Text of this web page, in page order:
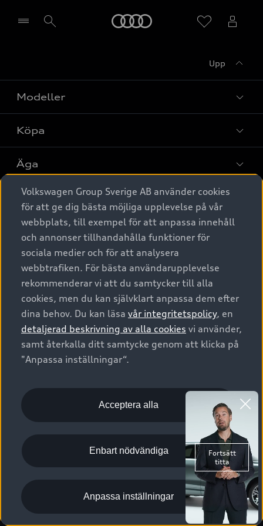
Upp
Modeller
Alla modeller
Elbilar
A6 modellerna
SUV
Avant
Audi Sport
Köpa
Privaterbjudanden
Privatleasing
Nya bilar i lager
Begagnade bilar i lager
Audi approved :plus - så gott som nya
Finansiering
Audi exclusive
Provkörning
Äga
Service & tillbehör
Audi digital services
Originaltillbehör - köp online
Garantier
Försäkring
Digitala manualer för din Audi
Audi Collection – livsstilsartiklar
Vanliga frågor
2G/3G nätet stängs ned - Hur påverkas min bil av detta?
Tjänstebil
Tjänstebil
Business lease online
Företagsleasing
Om Audi Sverige
Kontakta oss
Audi Återförsäljare/-serviceverkstad
myAudi
Pressmeddelanden
Nyhetsbrev
Vårt hållbarhetsarbete
Lediga tjänster huvudkontor
Lediga tjänster hos Audi Återförsäljare
Kommentar till mediauppgifter om dataläcka
© 2026 AUDI SVERIGE. All Rights Reserved.
Utgivare Juridiskt
Juridiskt Audi AG
Juridiskt Audi Digital Giveaway
Anpassa inställningar för cookies
Visselblåsarkanaler
Volkswagen Group Sverige AB använder cookies
för att ge dig bästa möjliga upplevelse på vår
webbplats, till exempel för att anpassa innehåll
och annonser tillhandahålla funktioner för
sociala medier och för att analysera
webbtrafiken. För bästa användarupplevelse
rekommenderar vi att du samtycker till alla
cookies, men du kan självklart anpassa dem efter
dina behov. Du kan läsa vår integritetspolicy, en
detaljerad beskrivning av alla cookies vi använder,
samt återkalla ditt samtycke genom att klicka på
"Anpassa inställningar“.
Acceptera alla
Enbart nödvändiga
Anpassa inställningar